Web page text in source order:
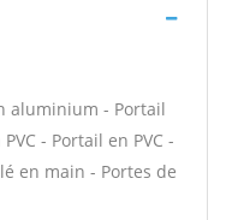
aluminium - Portail
- Portail en PVC -
en main - Portes de